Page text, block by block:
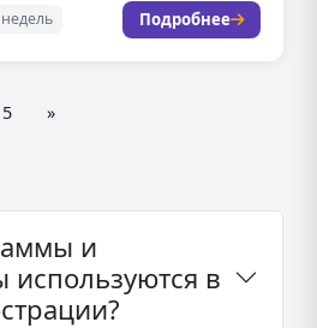
Подробнее
5 »
и
используются в